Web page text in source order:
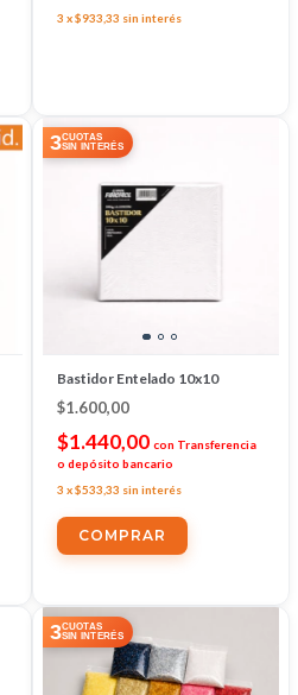
3 x$933,33 sin interés
3CUOTAS
SIN INTERÉS
Bastidor Entelado 10x10
$1.600,00
$1.440,00 con Transferencia
o depósito bancario
3 x$533,33 sin interés
3CUOTAS
SIN INTERÉS